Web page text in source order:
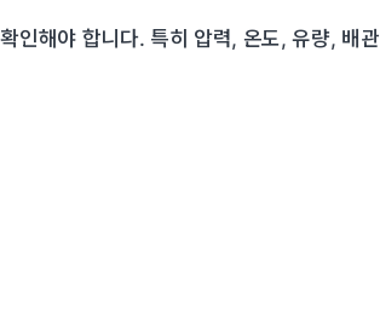
인해야 합니다. 특히 압력, 온도, 유량, 배관